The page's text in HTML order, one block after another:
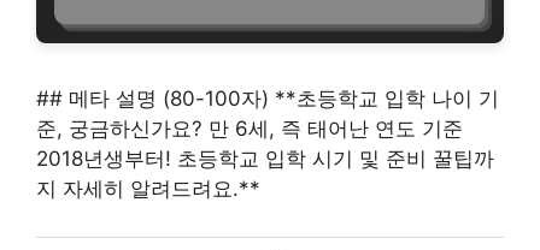
## 메타 설명 (80-100자) **초등학교 입학 나이 기
준, 궁금하신가요? 만 6세, 즉 태어난 연도 기준
2018년생부터! 초등학교 입학 시기 및 준비 꿀팁까
지 자세히 알려드려요.**